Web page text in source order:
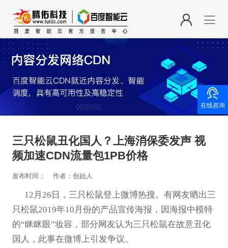
三只松鼠丑化国人？上海消保委发声 视
频加速CDN流量包1PB价格
发布时间： 作者：创始人
12月26日，三只松鼠登上微博热搜。有网友晒出三
只松鼠2019年10月份的产品宣传海报，因海报中模特
的“眯眯眼”妆容，部分网友认为三只松鼠在故意丑化
国人，此事在微博上引发争议。

在线咨询